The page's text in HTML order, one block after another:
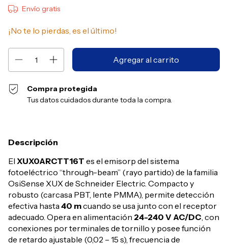
Envío gratis
¡No te lo pierdas, es el último!
Compra protegida
Tus datos cuidados durante toda la compra.
Descripción
El XUX0ARCTT16T es el emisorp del sistema
fotoeléctrico “through-beam” (rayo partido) de la familia
OsiSense XUX de Schneider Electric. Compacto y
robusto (carcasa PBT, lente PMMA), permite detección
efectiva hasta40 mcuando se usa junto con el receptor
adecuado. Opera en alimentación 24-240 V AC/DC, con
conexiones por terminales de tornillo y posee función
de retardo ajustable (0,02 – 15 s), frecuencia de